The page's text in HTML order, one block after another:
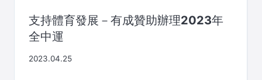
支持體育發展－有成贊助辦理2023年
全中運
2023.04.25